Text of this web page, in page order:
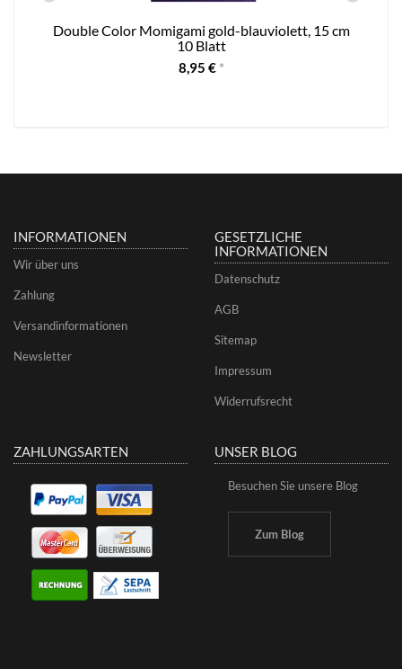
Double Color Momigami gold-blauviolett, 15 cm
10 Blatt
8,95 € *
INFORMATIONEN
Wir über uns
Zahlung
Versandinformationen
Newsletter
GESETZLICHE
INFORMATIONEN
Datenschutz
AGB
Sitemap
Impressum
Widerrufsrecht
ZAHLUNGSARTEN UNSER BLOG
Besuchen Sie unsere Blog
Zum Blog